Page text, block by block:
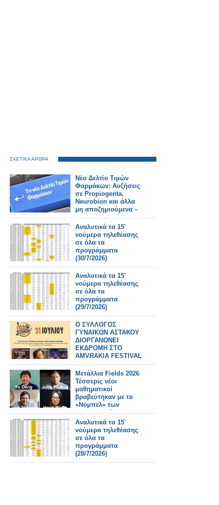
ΣΧΕΤΙΚΑ ΑΡΘΡΑ
Νέο Δελτίο Τιμών
Φαρμάκων: Αυξήσεις
σε Propiogenta,
Neurobion και άλλα
μη αποζημιούμενα –
Τι αλλάζει από
31/7/2026
Αναλυτικά τα 15'
νούμερα τηλεθέασης
σε όλα τα
προγράμματα
(30/7/2026)
Αναλυτικά τα 15'
νούμερα τηλεθέασης
σε όλα τα
προγράμματα
(29/7/2026)
Ο ΣΥΛΛΟΓΟΣ
ΓΥΝΑΙΚΩΝ ΑΣΤΑΚΟΥ
ΔΙΟΡΓΑΝΩΝΕΙ
ΕΚΔΡΟΜΗ ΣΤΟ
AMVRAKIA FESTIVAL
ΣΤΙΣ 31/7/2026 ΣΤΗ
ΣΥΝΑΥΛΙΑ
ΧΑΤΖΗΦΡΑΓΚΕΤΑ
ΚΑΡΑΠΑΤΑΚΗ ΠΥΞ
ΛΑΞ
Μετάλλια Fields 2026
Τέσσερις νέοι
μαθηματικοί
βραβεύτηκαν με το
«Νόμπελ» των
Μαθηματικών
Αναλυτικά τα 15'
νούμερα τηλεθέασης
σε όλα τα
προγράμματα
(28/7/2026)